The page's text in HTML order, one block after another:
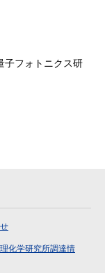
子フォトニクス研
化学研究所調達情